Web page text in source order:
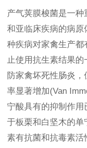
产气荚膜梭菌是一
和亚临床疾病的病原
种疾病对家禽生产
止使用抗生素结果
防家禽坏死性肠炎
率显著增加(Van
宁酸具有的抑制作
于板栗和白坚木的
素有抗菌和抗毒素